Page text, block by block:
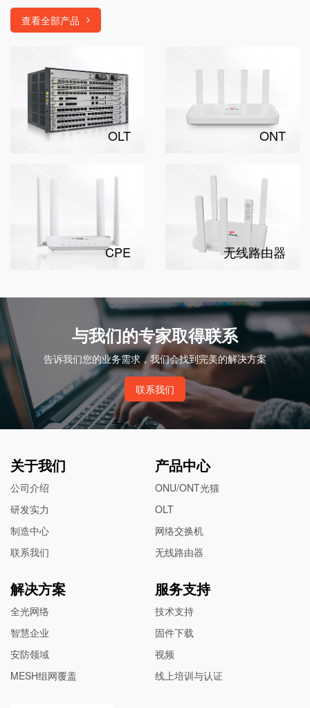
查看全部产品
OLT ONT
CPE 无线路由器
与我们的专家取得联系
告诉我们您的业务需求，我们会找到完美的解决方案
联系我们
关于我们
公司介绍
研发实力
制造中心
联系我们
产品中心
ONU/ONT光猫
OLT
网络交换机
无线路由器
解决方案
全光网络
智慧企业
安防领域
MESH组网覆盖
服务支持
技术支持
固件下载
视频
线上培训与认证